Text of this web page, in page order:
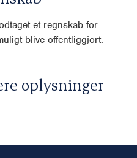
et regnskab for
blive offentliggjort.
oplysninger